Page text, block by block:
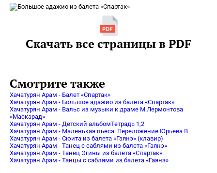
Скачать все страницы в PDF
Смотрите также
Хачатурян Арам - Балет «Спартак»
Хачатурян Арам - Большое адажио из балета «Спартак»
Хачатурян Арам - Вальс из музыки к драме М.Лермонтова
«Маскарад»
Хачатурян Арам - Детский альбомТетрадь 1,2
Хачатурян Арам - Маленькая пьеса. Переложение Юрьева В
Хачатурян Арам - Сюита из балета «Гаянэ» (клавир)
Хачатурян Арам - Танец с саблями из балета «Гаянэ»
Хачатурян Арам - Танец Эгины из балета «Спартак»
Хачатурян Арам - Танцы с саблями из балета «Гаянэ»